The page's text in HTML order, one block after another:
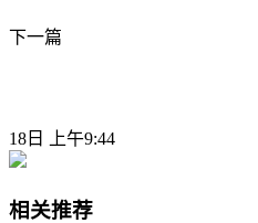
下一篇
18日 上午9:44
相关推荐